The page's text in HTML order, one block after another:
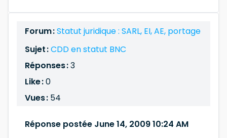
Forum :Statut juridique : SARL, EI, AE, portage
Sujet :CDD en statut BNC
Réponses :3
Like :0
Vues : 54
Réponse postée June 14, 2009 10:24 AM